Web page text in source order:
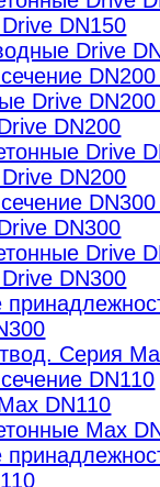
DN150
Drive
Drive
DN200
Drive
DN200
DN300
Drive
DN300
Серия
DN110
DN110
Max